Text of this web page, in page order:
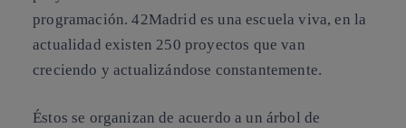
programación. 42Madrid es una escuela viva, en la
actualidad existen 250 proyectos que van
creciendo y actualizándose constantemente.
Éstos se organizan de acuerdo a un árbol de